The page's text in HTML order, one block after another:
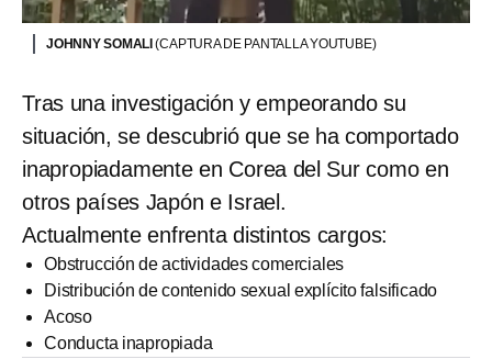
JOHNNY SOMALI(CAPTURA DE PANTALLA YOUTUBE)
Tras una investigación y empeorando su
situación, se descubrió que se ha comportado
inapropiadamente en Corea del Sur como en
otros países Japón e Israel.
Actualmente enfrenta distintos cargos:
Obstrucción de actividades comerciales
Distribución de contenido sexual explícito falsificado
Acoso
Conducta inapropiada